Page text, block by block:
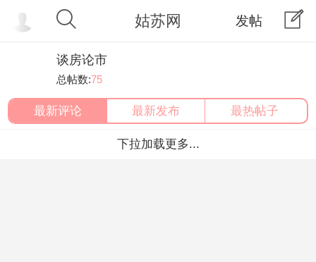
姑苏网 发帖
谈房论市
总帖数:75
最新评论 最新发布 最热帖子
下拉加载更多...